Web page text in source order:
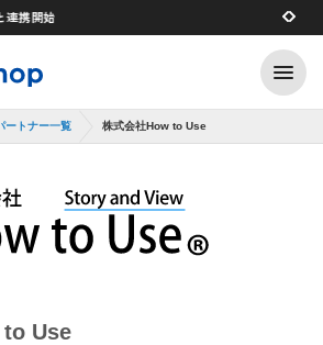
のタグ連携を開始
開始 2026.07.29
ートナー一覧 株式会社How to Use
to Use